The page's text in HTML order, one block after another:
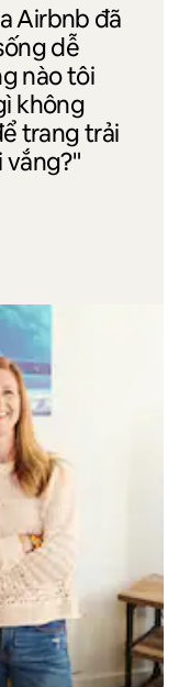
Airbnb đã
dễ
nào tôi
không
trang trải
vắng?"